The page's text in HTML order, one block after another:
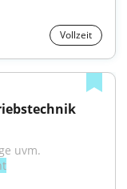
Vollzeit
uvm.